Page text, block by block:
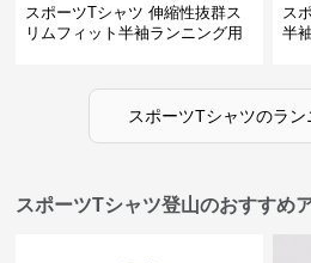
スポーツTシャツ 伸縮性抜群ス
リムフィット半袖ランニング用
ス
半
スポーツTシャツのラン
スポーツTシャツ登山のおすすめ